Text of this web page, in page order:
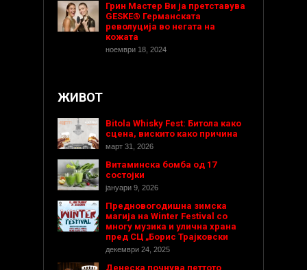
Грин Мастер Ви ја претставува
GESKE® Германската
револуција во негата на
кожата
ноември 18, 2024
ЖИВОТ
Bitola Whisky Fest: Битола како
сцена, вискито како причина
март 31, 2026
Витаминска бомба од 17
состојки
јануари 9, 2026
Предновогодишнa зимска
магија на Winter Festival со
многу музика и улична храна
пред СЦ „Борис Трајковски
декември 24, 2025
Денеска почнува петтото